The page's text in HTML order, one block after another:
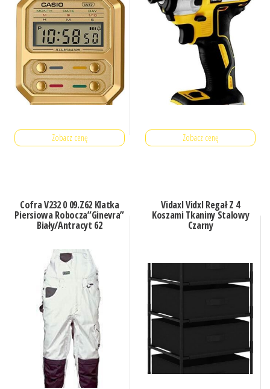
Zobacz cenę Zobacz cenę
Cofra V232 0 09.Z62 Klatka
Piersiowa Robocza”Ginevra”
Biały/Antracyt 62
Vidaxl Vidxl Regał Z 4
Koszami Tkaniny Stalowy
Czarny